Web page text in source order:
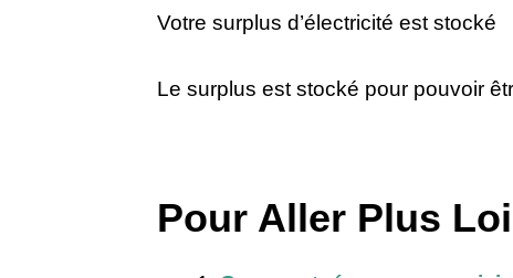
Votre surplus d’électricité est stocké
Le surplus est stocké pour pouvoir
Pour Aller Plus